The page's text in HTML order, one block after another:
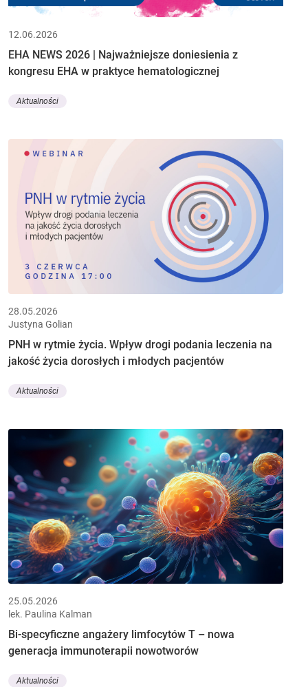
12.06.2026
EHA NEWS 2026 | Najważniejsze doniesienia z
kongresu EHA w praktyce hematologicznej
Aktualności
28.05.2026
Justyna Golian
PNH w rytmie życia. Wpływ drogi podania leczenia na
jakość życia dorosłych i młodych pacjentów
Aktualności
25.05.2026
lek. Paulina Kalman
Bi-specyficzne angażery limfocytów T – nowa
generacja immunoterapii nowotworów
Aktualności